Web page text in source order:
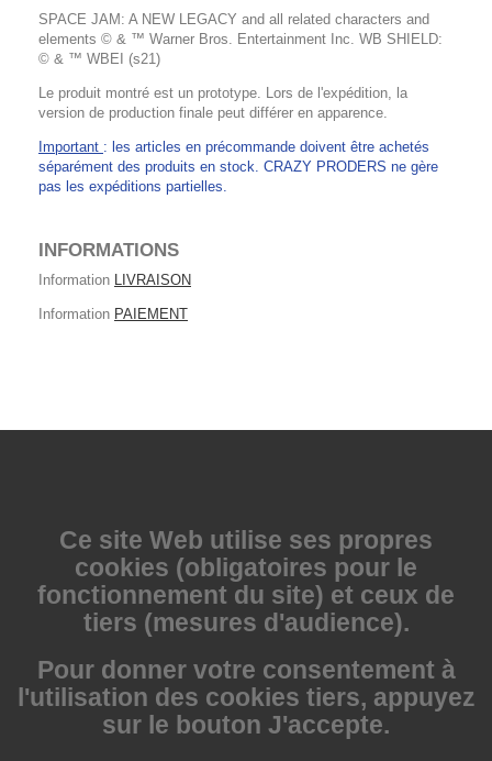
SPACE JAM: A NEW LEGACY and all related characters and
elements © & ™ Warner Bros. Entertainment Inc. WB SHIELD:
© & ™ WBEI (s21)
Le produit montré est un prototype. Lors de l'expédition, la
version de production finale peut différer en apparence.
Important : les articles en précommande doivent être achetés
séparément des produits en stock. CRAZY PRODERS ne gère
pas les expéditions partielles.
INFORMATIONS
Information LIVRAISON
Information PAIEMENT
Ce site Web utilise ses propres
cookies (obligatoires pour le
fonctionnement du site) et ceux de
tiers (mesures d'audience).
Pour donner votre consentement à
l'utilisation des cookies tiers, appuyez
sur le bouton J'accepte.